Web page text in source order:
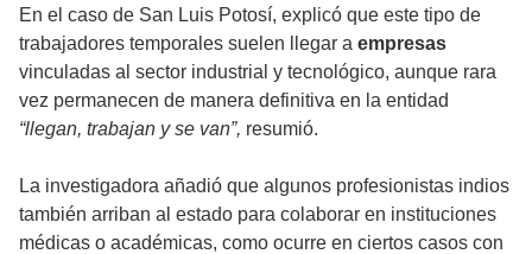
En el caso de San Luis Potosí, explicó que este tipo de
trabajadores temporales suelen llegar a empresas
vinculadas al sector industrial y tecnológico, aunque rara
vez permanecen de manera definitiva en la entidad
“llegan, trabajan y se van”, resumió.
La investigadora añadió que algunos profesionistas indios
también arriban al estado para colaborar en instituciones
médicas o académicas, como ocurre en ciertos casos con